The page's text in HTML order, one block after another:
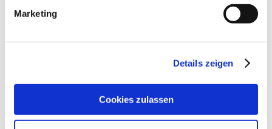
Marketing
Details zeigen
Cookies zulassen
und verwandle diese in lebendige WohlfühlRäume.
Landschafts- und Raumbewusstsein, Leylinien,
Daseinsebenen, Aura und Chakren von Raum und
Energetische Reinigung, Transformation und Heilung;
Informationen der Zeitgeschichte, Fluch, Bann und
Negativspiralen;